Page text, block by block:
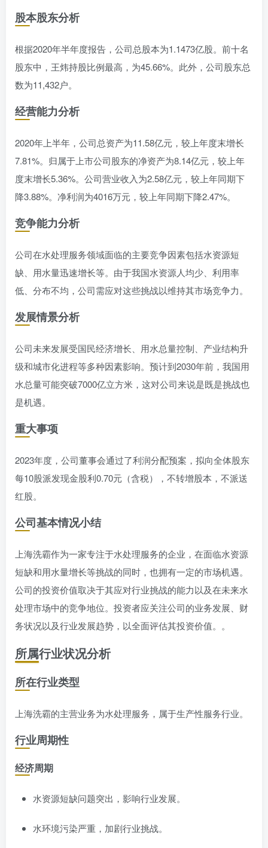
股本股东分析
根据2020年半年度报告，公司总股本为1.1473亿股。前十名
股东中，王炜持股比例最高，为45.66%。此外，公司股东总
数为11,432户。
经营能力分析
2020年上半年，公司总资产为11.58亿元，较上年度末增长
7.81%。归属于上市公司股东的净资产为8.14亿元，较上年
度末增长5.36%。公司营业收入为2.58亿元，较上年同期下
降3.88%。净利润为4016万元，较上年同期下降2.47%。
竞争能力分析
公司在水处理服务领域面临的主要竞争因素包括水资源短
缺、用水量迅速增长等。由于我国水资源人均少、利用率
低、分布不均，公司需应对这些挑战以维持其市场竞争力。
发展情景分析
公司未来发展受国民经济增长、用水总量控制、产业结构升
级和城市化进程等多种因素影响。预计到2030年前，我国用
水总量可能突破7000亿立方米，这对公司来说是既是挑战也
是机遇。
重大事项
2023年度，公司董事会通过了利润分配预案，拟向全体股东
每10股派发现金股利0.70元（含税），不转增股本，不派送
红股。
公司基本情况小结
上海洗霸作为一家专注于水处理服务的企业，在面临水资源
短缺和用水量增长等挑战的同时，也拥有一定的市场机遇。
公司的投资价值取决于其应对行业挑战的能力以及在未来水
处理市场中的竞争地位。投资者应关注公司的业务发展、财
务状况以及行业发展趋势，以全面评估其投资价值。。
所属行业状况分析
所在行业类型
上海洗霸的主营业务为水处理服务，属于生产性服务行业。
行业周期性
经济周期
水资源短缺问题突出，影响行业发展。
水环境污染严重，加剧行业挑战。